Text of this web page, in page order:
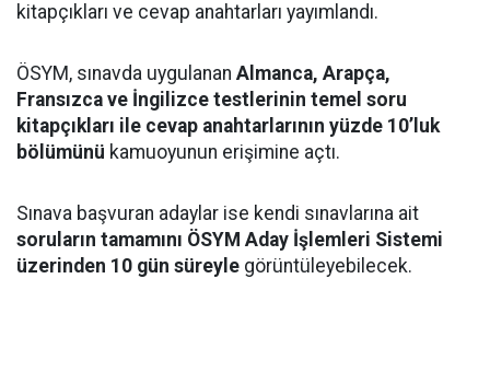
kitapçıkları ve cevap anahtarları yayımlandı.
ÖSYM, sınavda uygulanan Almanca, Arapça,
Fransızca ve İngilizce testlerinin temel soru
kitapçıkları ile cevap anahtarlarının yüzde 10’luk
bölümünü kamuoyunun erişimine açtı.
Sınava başvuran adaylar ise kendi sınavlarına ait
soruların tamamını ÖSYM Aday İşlemleri Sistemi
üzerinden 10 gün süreyle görüntüleyebilecek.